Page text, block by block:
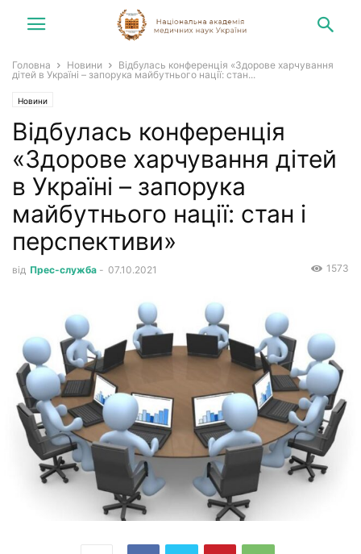
Головна Новини
Відбулась конференція «Здорове харчування
дітей в Україні – запорука майбутнього нації: стан...
Новини
Відбулась конференція
«Здорове харчування дітей
в Україні – запорука
майбутнього нації: стан і
перспективи»
від Прес-служба - 07.10.2021 1573